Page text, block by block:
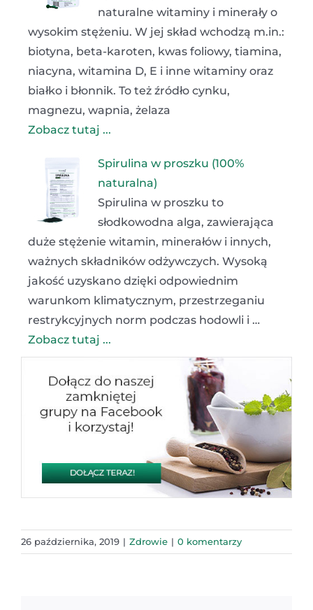
naturalne witaminy i minerały o
wysokim stężeniu. W jej skład wchodzą m.in.:
biotyna, beta-karoten, kwas foliowy, tiamina,
niacyna, witamina D, E i inne witaminy oraz
białko i błonnik. To też źródło cynku,
magnezu, wapnia, żelaza
Zobacz tutaj ...
Spirulina w proszku (100%
naturalna)
Spirulina w proszku to
słodkowodna alga, zawierająca
duże stężenie witamin, minerałów i innych,
ważnych składników odżywczych. Wysoką
jakość uzyskano dzięki odpowiednim
warunkom klimatycznym, przestrzeganiu
restrykcyjnych norm podczas hodowli i …
Zobacz tutaj ...
26 października, 2019 | Zdrowie | 0 komentarzy